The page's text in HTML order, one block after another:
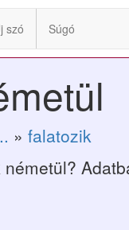
szó Súgó
» falatozik
németül?